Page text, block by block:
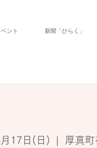
ント 新聞「ひらく」
17日(日)
  |
厚真